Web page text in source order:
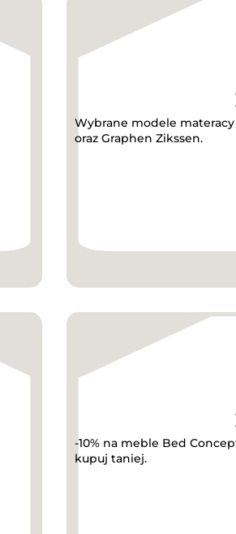
Wybrane modele
oraz Graphen Zikssen.
-10% na meble Bed
kupuj taniej.